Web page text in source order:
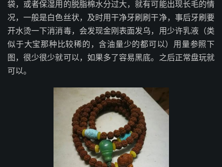
袋，或者保湿用的脱脂棉水分过大，就有可能出现长毛的情
况，一般是白色丝状，及时用干净牙刷刷干净，事后牙刷要
开水烫一下消消毒，会发现金刚表面发乌，用少许乳液（类
似于大宝那种比较稀的，含油量少的都可以）用量参照下
图，很少很少就可以，如果多了容易黑底。之后正常盘玩就
可以。